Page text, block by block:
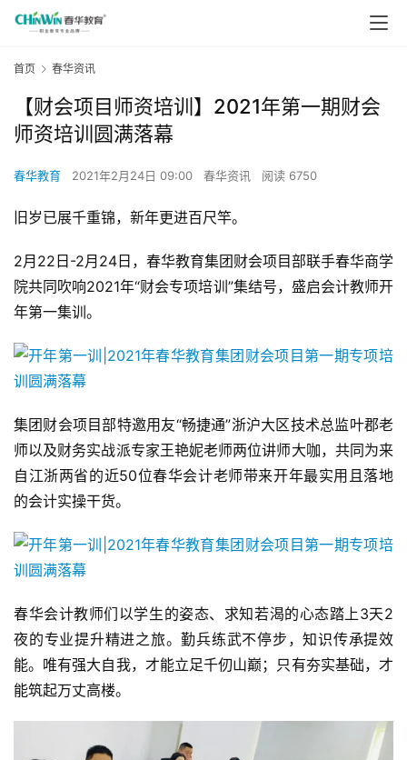
首页 春华资讯
【财会项目师资培训】2021年第一期财会
师资培训圆满落幕
春华教育 2021年2月24日 09:00 春华资讯 阅读 6750
旧岁已展千重锦，新年更进百尺竿。
2月22日-2月24日，春华教育集团财会项目部联手春华商学
院共同吹响2021年“财会专项培训”集结号，盛启会计教师开
年第一集训。
集团财会项目部特邀用友“畅捷通”浙沪大区技术总监叶郡老
师以及财务实战派专家王艳妮老师两位讲师大咖，共同为来
自江浙两省的近50位春华会计老师带来开年最实用且落地
的会计实操干货。
春华会计教师们以学生的姿态、求知若渴的心态踏上3天2
夜的专业提升精进之旅。勤兵练武不停步，知识传承提效
能。唯有强大自我，才能立足千仞山巅；只有夯实基础，才
能筑起万丈高楼。